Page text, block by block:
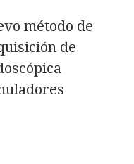
método de
de